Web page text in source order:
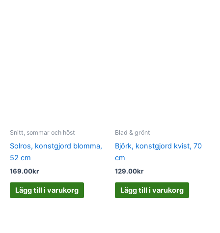
Snitt, sommar och höst
Solros, konstgjord blomma,
52 cm
169.00kr
Lägg till i varukorg
Blad & grönt
Björk, konstgjord kvist, 70
cm
129.00kr
Lägg till i varukorg